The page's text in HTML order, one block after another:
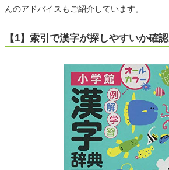
んのアドバイスもご紹介しています。
【1】索引で漢字が探しやすいか確認